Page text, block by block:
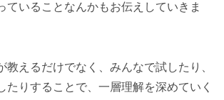
ていることなんかもお伝えしていきま
教えるだけでなく、みんなで試したり、
たりすることで、一層理解を深めていく